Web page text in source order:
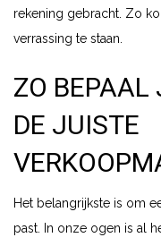
rekening gebracht. Zo
verrassing te staan.
ZO BEPAAL
DE JUISTE
Het belangrijkste is om
past. In onze ogen is al